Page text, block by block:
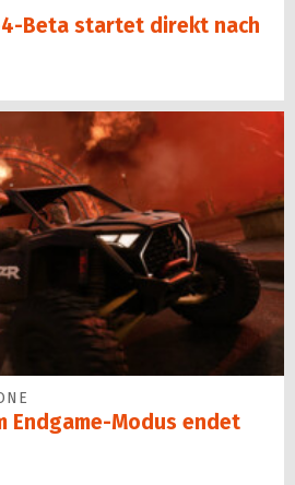
Beta startet direkt nach
Endgame-Modus endet